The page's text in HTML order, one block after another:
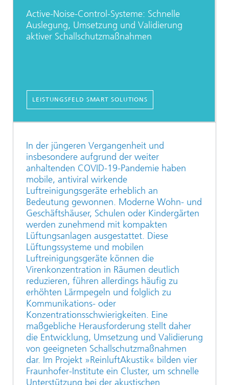
Active-Noise-Control-Systeme: Schnelle
Auslegung, Umsetzung und Validierung
aktiver Schallschutzmaßnahmen
LEISTUNGSFELD SMART SOLUTIONS
In der jüngeren Vergangenheit und
insbesondere aufgrund der weiter
anhaltenden COVID-19-Pandemie haben
mobile, antiviral wirkende
Luftreinigungsgeräte erheblich an
Bedeutung gewonnen. Moderne Wohn- und
Geschäftshäuser, Schulen oder Kindergärten
werden zunehmend mit kompakten
Lüftungsanlagen ausgestattet. Diese
Lüftungssysteme und mobilen
Luftreinigungsgeräte können die
Virenkonzentration in Räumen deutlich
reduzieren, führen allerdings häufig zu
erhöhten Lärmpegeln und folglich zu
Kommunikations- oder
Konzentrationsschwierigkeiten. Eine
maßgebliche Herausforderung stellt daher
die Entwicklung, Umsetzung und Validierung
von geeigneten Schallschutzmaßnahmen
dar. Im Projekt »ReinluftAkustik« bilden vier
Fraunhofer-Institute ein Cluster, um schnelle
Unterstützung bei der akustischen